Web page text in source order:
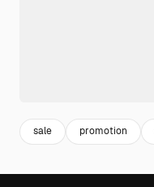
sale promotion